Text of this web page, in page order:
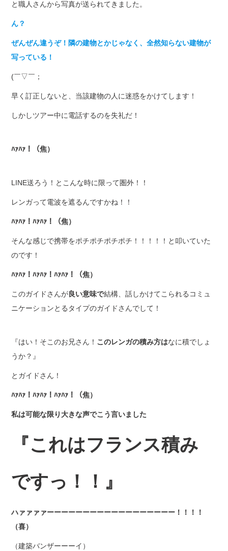
と職人さんから写真が送られてきました。
ん？
ぜんぜん違うぞ！隣の建物とかじゃなく、全然知らない建物が
写っている！
(￣▽￣；
早く訂正しないと、当該建物の人に迷惑をかけてします！
しかしツアー中に電話するのを失礼だ！
ﾊｧﾊｧ！（焦）
LINE送ろう！とこんな時に限って圏外！！
レンガって電波を遮るんですかね！！
ﾊｧﾊｧ！ﾊｧﾊｧ！（焦）
そんな感じで携帯をポチポチポチポチ！！！！！と叩いていた
のです！
ﾊｧﾊｧ！ﾊｧﾊｧ！ﾊｧﾊｧ！（焦）
このガイドさんが良い意味で結構、話しかけてこられるコミュ
ニケーションとるタイプのガイドさんでして！
『はい！そこのお兄さん！ このレンガの積み方はなに積でしょ
うか？』
とガイドさん！
ﾊｧﾊｧ！ﾊｧﾊｧ！ﾊｧﾊｧ！（焦）
私は可能な限り大きな声でこう言いました
『これはフランス積み
ですっ！！』
ハァァァァーーーーーーーーーーーーーーーーーー！！！！
（喜）
（建築バンザーーーイ）